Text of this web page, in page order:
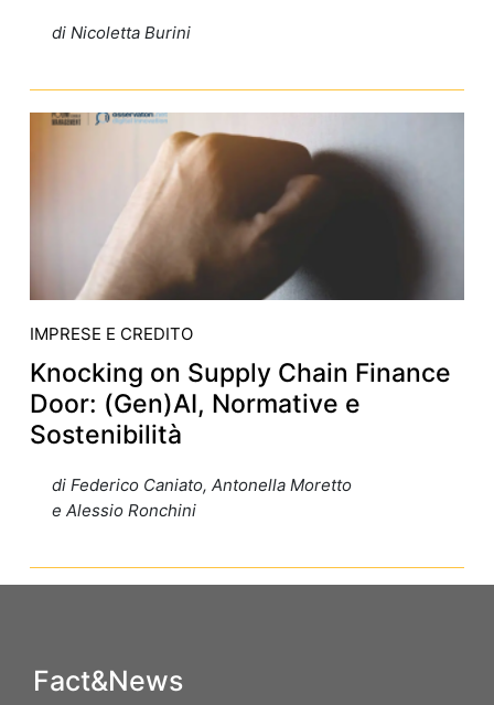
di Nicoletta Burini
IMPRESE E CREDITO
Knocking on Supply Chain Finance
Door: (Gen)AI, Normative e
Sostenibilità
di Federico Caniato, Antonella Moretto
e Alessio Ronchini
Fact&News